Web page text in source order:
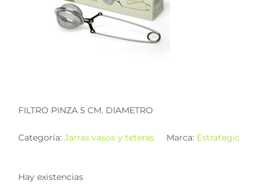
FILTRO PINZA 5 CM. DIAMETRO
Categoría: Jarras vasos y teteras Marca: Estrategic
Hay existencias